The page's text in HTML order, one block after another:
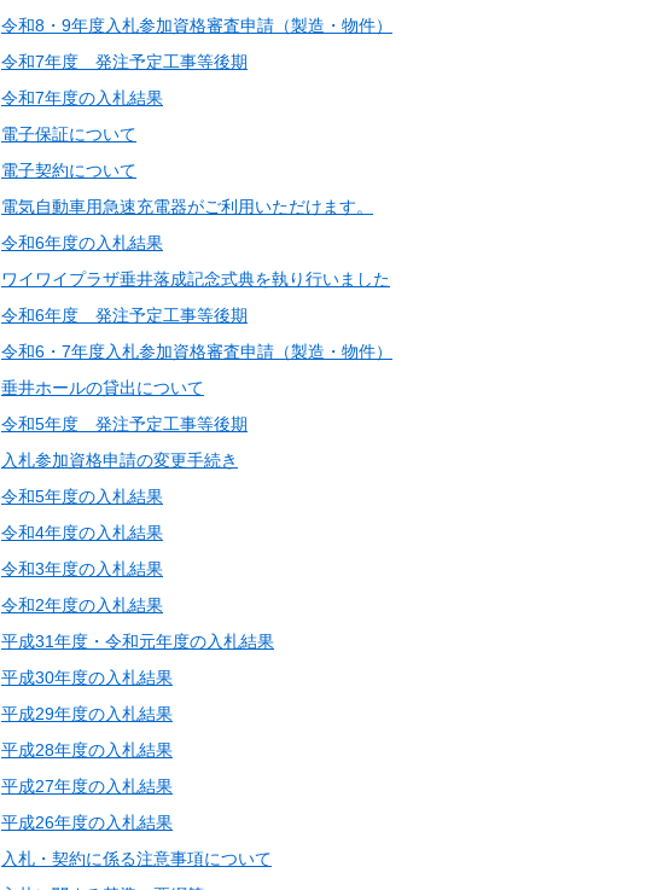
令和8・9年度入札参加資格審査申請（製造・物件）
令和7年度 発注予定工事等後期
令和7年度の入札結果
電子保証について
電子契約について
電気自動車用急速充電器がご利用いただけます。
令和6年度の入札結果
ワイワイプラザ垂井落成記念式典を執り行いました
令和6年度 発注予定工事等後期
令和6・7年度入札参加資格審査申請（製造・物件）
垂井ホールの貸出について
令和5年度 発注予定工事等後期
入札参加資格申請の変更手続き
令和5年度の入札結果
令和4年度の入札結果
令和3年度の入札結果
令和2年度の入札結果
平成31年度・令和元年度の入札結果
平成30年度の入札結果
平成29年度の入札結果
平成28年度の入札結果
平成27年度の入札結果
平成26年度の入札結果
入札・契約に係る注意事項について